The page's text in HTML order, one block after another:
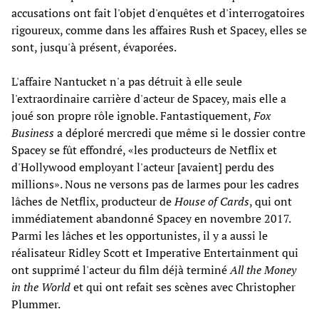
accusations ont fait l'objet d'enquêtes et d'interrogatoires
rigoureux, comme dans les affaires Rush et Spacey, elles se
sont, jusqu'à présent, évaporées.
L'affaire Nantucket n'a pas détruit à elle seule
l'extraordinaire carrière d'acteur de Spacey, mais elle a
joué son propre rôle ignoble. Fantastiquement,Fox
Businessa déploré mercredi que même si le dossier contre
Spacey se fût effondré, «les producteurs de Netflix et
d'Hollywood employant l'acteur [avaient] perdu des
millions». Nous ne versons pas de larmes pour les cadres
lâches de Netflix, producteur deHouse of Cards, qui ont
immédiatement abandonné Spacey en novembre 2017.
Parmi les lâches et les opportunistes, il y a aussi le
réalisateur Ridley Scott et Imperative Entertainment qui
ont supprimé l'acteur du film déjà terminéAll the Money
in the Worldet qui ont refait ses scènes avec Christopher
Plummer.